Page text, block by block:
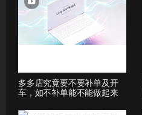
多多店究竟要不要补单及开
车，如不补单能不能做起来